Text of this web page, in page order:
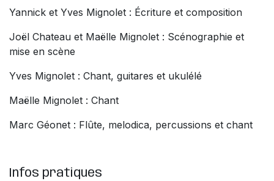
Yannick et Yves Mignolet : Écriture et composition
Joël Chateau et Maëlle Mignolet : Scénographie et
mise en scène
Yves Mignolet : Chant, guitares et ukulélé
Maëlle Mignolet : Chant
Marc Géonet : Flûte, melodica, percussions et chant
Infos pratiques